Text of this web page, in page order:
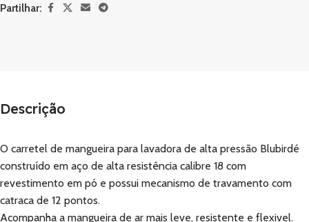
Partilhar:
Descrição
O carretel de mangueira para lavadora de alta pressão Blubirdé
construído em aço de alta resistência calibre 18 com
revestimento em pó e possui mecanismo de travamento com
catraca de 12 pontos.
Acompanha a mangueira de ar mais leve, resistente e flexivel.